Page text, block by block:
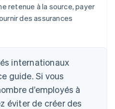
retenue à la source, payer
des assurances
internationaux
guide. Si vous
d’employés à
éviter de créer des